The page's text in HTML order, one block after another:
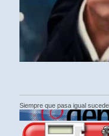
Siempre que pasa igual